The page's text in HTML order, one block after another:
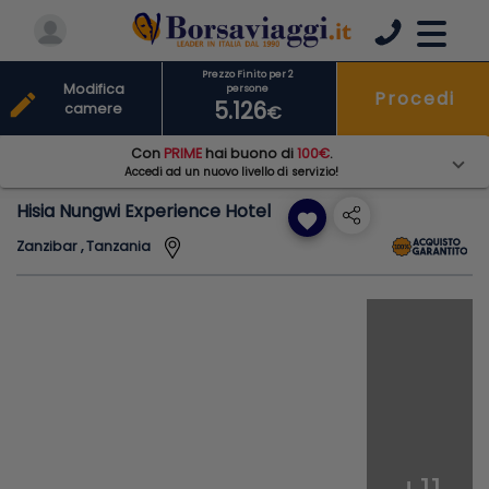
Hisia Nungwi Experience Hotel favorite
Zanzibar , Tanzania
Prezzo Finito per 2
persone
5.126€
Procedi
edit
Modifica
camere
Con PRIMEhai buono di100€.
Accedi ad un nuovo livello di servizio!